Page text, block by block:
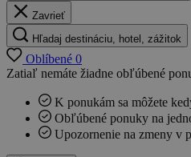
Zavrieť
Hľadaj destináciu, hotel, zážitok
Oblíbené 0
Zatiaľ nemáte žiadne obľúbené
K ponukám sa môžete
Obľúbené ponuky na
Upozornenie na zmeny v